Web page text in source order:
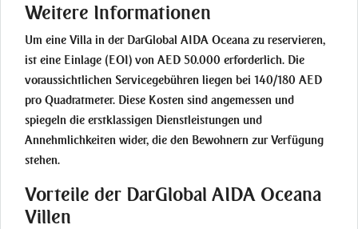
Weitere Informationen
Um eine Villa in der DarGlobal AIDA Oceana zu reservieren,
ist eine Einlage (EOI) von AED 50.000 erforderlich. Die
voraussichtlichen Servicegebühren liegen bei 140/180 AED
pro Quadratmeter. Diese Kosten sind angemessen und
spiegeln die erstklassigen Dienstleistungen und
Annehmlichkeiten wider, die den Bewohnern zur Verfügung
stehen.
Vorteile der DarGlobal AIDA Oceana
Villen